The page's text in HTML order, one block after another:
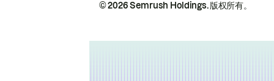
© 2026 Semrush Holdings.版权所有。